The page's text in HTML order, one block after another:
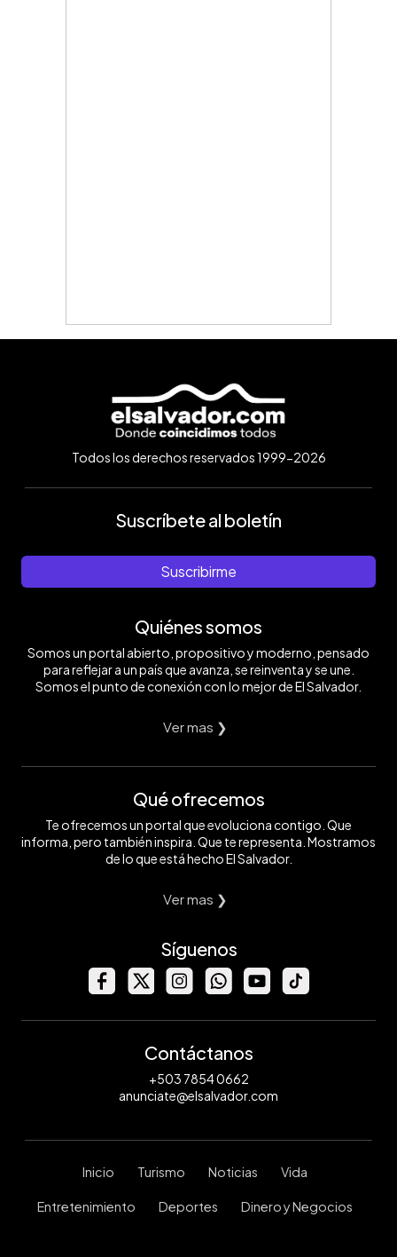
Todos los derechos reservados 1999-2026
Suscríbete al boletín
Suscribirme
Quiénes somos
Somos un portal abierto, propositivo y moderno, pensado
para reflejar a un país que avanza, se reinventa y se une.
Somos el punto de conexión con lo mejor de El Salvador.
Ver mas ❯
Qué ofrecemos
Te ofrecemos un portal que evoluciona contigo. Que
informa, pero también inspira. Que te representa. Mostramos
de lo que está hecho El Salvador.
Ver mas ❯
Síguenos
Contáctanos
+503 7854 0662
anunciate@elsalvador.com
Inicio Turismo Noticias Vida
Entretenimiento Deportes Dinero y Negocios